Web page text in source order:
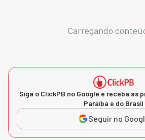
Carregando
Siga o ClickPB no Google e receba as
Paraíba e do Brasil
Seguir no